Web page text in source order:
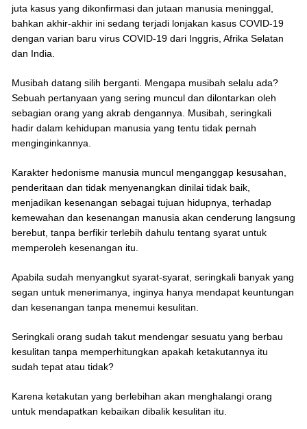
juta kasus yang dikonfirmasi dan jutaan manusia meninggal,
bahkan akhir-akhir ini sedang terjadi lonjakan kasus COVID-19
dengan varian baru virus COVID-19 dari Inggris, Afrika Selatan
dan India.
Musibah datang silih berganti. Mengapa musibah selalu ada?
Sebuah pertanyaan yang sering muncul dan dilontarkan oleh
sebagian orang yang akrab dengannya. Musibah, seringkali
hadir dalam kehidupan manusia yang tentu tidak pernah
menginginkannya.
Karakter hedonisme manusia muncul menganggap kesusahan,
penderitaan dan tidak menyenangkan dinilai tidak baik,
menjadikan kesenangan sebagai tujuan hidupnya, terhadap
kemewahan dan kesenangan manusia akan cenderung langsung
berebut, tanpa berfikir terlebih dahulu tentang syarat untuk
memperoleh kesenangan itu.
Apabila sudah menyangkut syarat-syarat, seringkali banyak yang
segan untuk menerimanya, inginya hanya mendapat keuntungan
dan kesenangan tanpa menemui kesulitan.
Seringkali orang sudah takut mendengar sesuatu yang berbau
kesulitan tanpa memperhitungkan apakah ketakutannya itu
sudah tepat atau tidak?
Karena ketakutan yang berlebihan akan menghalangi orang
untuk mendapatkan kebaikan dibalik kesulitan itu.